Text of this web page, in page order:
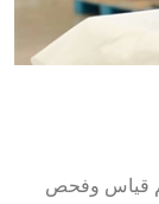
قياس وفحص